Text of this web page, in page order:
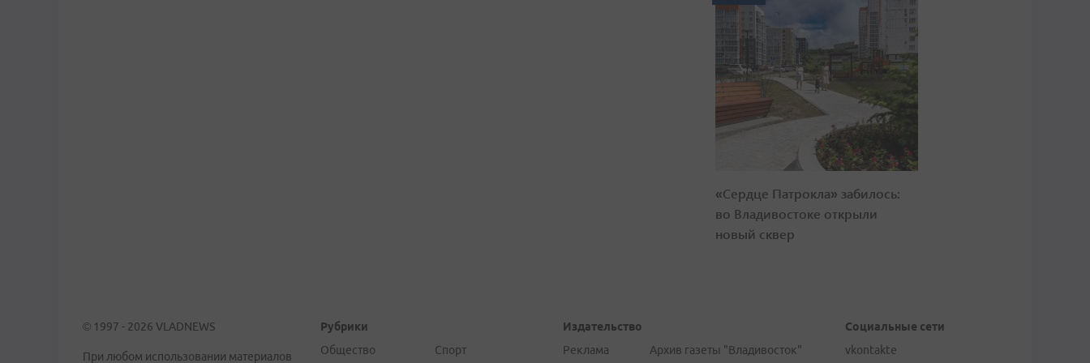
«Сердце Патрокла» забилось:
во Владивостоке открыли
новый сквер
© 1997 - 2026 VLADNEWS
При любом использовании материалов
Рубрики
Общество
Спорт
Издательство
Реклама
Архив газеты "Владивосток"
Социальные сети
vkontakte